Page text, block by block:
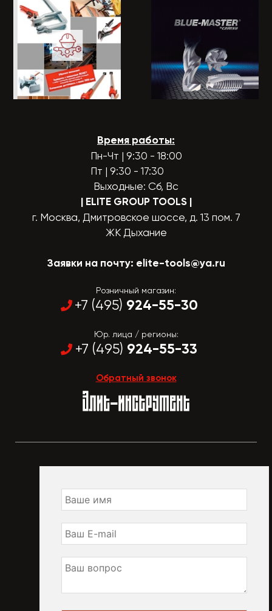
Время работы:
Пн-Чт | 9:30 - 18:00
Пт | 9:30 - 17:30
Выходные: Сб, Вс
| ELITE GROUP TOOLS |
г. Москва, Дмитровское шоссе, д. 13 пом. 7
ЖК Дыхание
Заявки на почту: elite-tools@ya.ru
Розничный магазин:
+7 (495) 924-55-30
Юр. лица / регионы:
+7 (495) 924-55-33
Обратный звонок